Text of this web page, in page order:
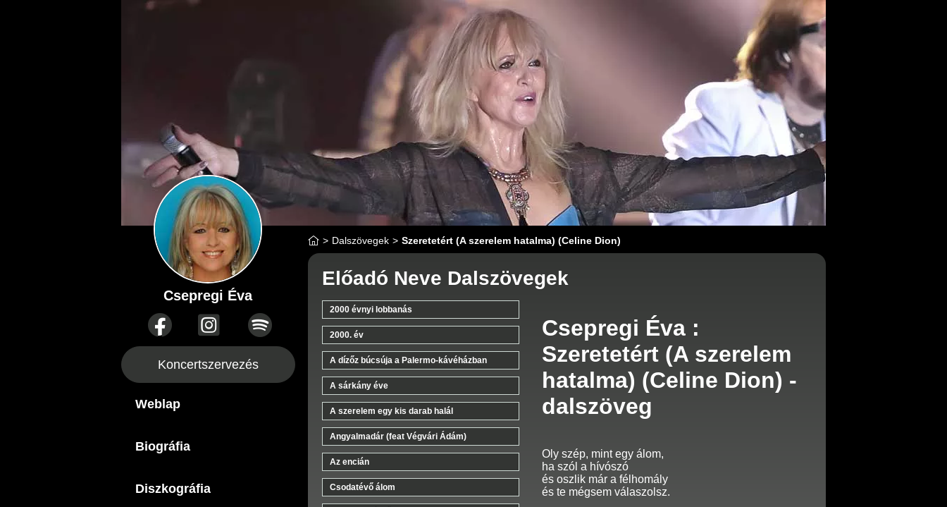
Csepregi Éva
Koncertszervezés
Weblap
Biográfia
Diszkográfia
> Dalszövegek > Szeretetért (A szerelem hatalma) (Celine Dion)
Előadó Neve Dalszövegek
2000 évnyi lobbanás
2000. év
A dízőz búcsúja a Palermo-kávéházban
A sárkány éve
A szerelem egy kis darab halál
Angyalmadár (feat Végvári Ádám)
Az encián
Csodatévő álom
Csepregi Éva :
Szeretetért (A szerelem
hatalma) (Celine Dion) -
dalszöveg
Oly szép, mint egy álom,
ha szól a hívószó
és oszlik már a félhomály
és te mégsem válaszolsz.